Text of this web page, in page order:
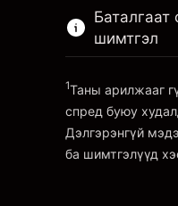
~Баталгаат
шимтгэл
1Таны арилжааг
спред буюу
Дэлгэрэнгүй
ба шимтгэлүүд